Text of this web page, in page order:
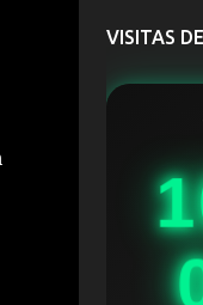
VISITAS